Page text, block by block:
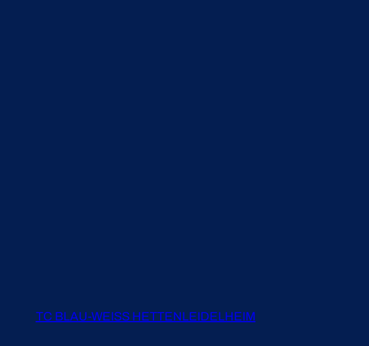
TC BLAU-WEISS HETTENLEIDELHEIM